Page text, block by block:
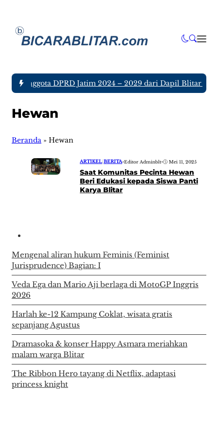
Anggota DPRD Jatim 2024 – 2029 dari Dapil Blitar dan
Hewan
Beranda » Hewan
ARTIKEL BERITA•Editor Adminblt• Mei 11, 2025
Saat Komunitas Pecinta Hewan
Beri Edukasi kepada Siswa Panti
Karya Blitar
Mengenal aliran hukum Feminis (Feminist
Jurisprudence) Bagian: I
Veda Ega dan Mario Aji berlaga di MotoGP Inggris
2026
Harlah ke-12 Kampung Coklat, wisata gratis
sepanjang Agustus
Dramasoka & konser Happy Asmara meriahkan
malam warga Blitar
The Ribbon Hero tayang di Netflix, adaptasi
princess knight